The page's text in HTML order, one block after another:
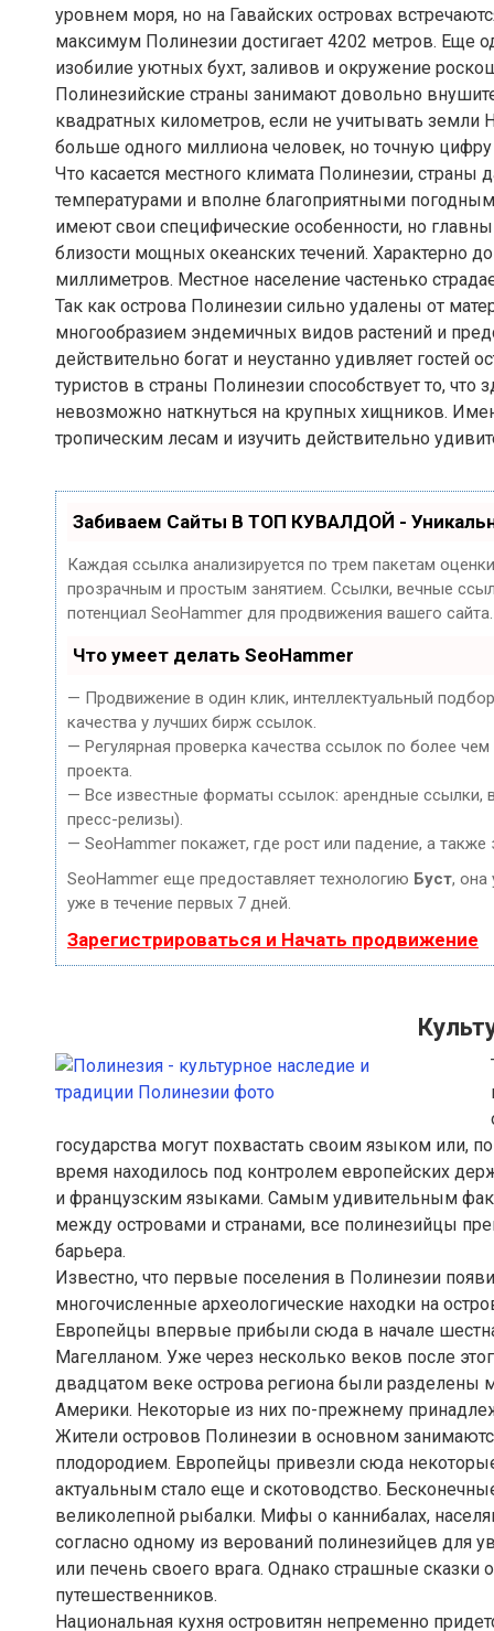
уровнем моря, но на Гавайских островах
максимум Полинезии достигает 4202 метров. Еще
изобилие уютных бухт, заливов и окружение
Полинезийские страны занимают довольно
квадратных километров, если не учитывать земли
больше одного миллиона человек, но точную цифру
Что касается местного климата Полинезии, страны
температурами и вполне благоприятными
имеют свои специфические особенности, но
близости мощных океанских течений. Характерно
миллиметров. Местное население частенько
Так как острова Полинезии сильно удалены от
многообразием эндемичных видов растений и
действительно богат и неустанно удивляет гостей
туристов в страны Полинезии способствует то,
невозможно наткнуться на крупных хищников.
тропическим лесам и изучить действительно
Забиваем Сайты В ТОП КУВАЛДОЙ -
Каждая ссылка анализируется по трем пакетам
прозрачным и простым занятием. Ссылки, вечные
потенциал SeoHammer для продвижения вашего сайта.
Что умеет делать SeoHammer
— Продвижение в один клик, интеллектуальный
качества у лучших бирж ссылок.
— Регулярная проверка качества ссылок по более
проекта.
— Все известные форматы ссылок: арендные ссылки,
пресс-релизы).
— SeoHammer покажет, где рост или падение, а
SeoHammer еще предоставляет технологию Буст, она
уже в течение первых 7 дней.
Зарегистрироваться и Начать продвижение
государства могут похвастать своим языком или,
время находилось под контролем европейских
и французским языками. Самым удивительным
между островами и странами, все полинезийцы
барьера.
Известно, что первые поселения в Полинезии
многочисленные археологические находки на
Европейцы впервые прибыли сюда в начале
Магелланом. Уже через несколько веков после
двадцатом веке острова региона были
Америки. Некоторые из них по-прежнему
Жители островов Полинезии в основном
плодородием. Европейцы привезли сюда
актуальным стало еще и скотоводство.
великолепной рыбалки. Мифы о каннибалах,
согласно одному из верований полинезийцев для
или печень своего врага. Однако страшные
путешественников.
Национальная кухня островитян непременно